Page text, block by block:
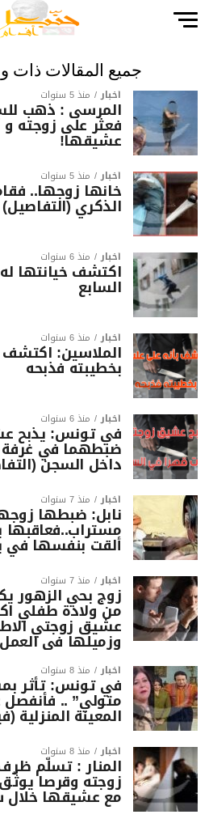
جميع المقالات ذات
أخبار منذ 5 سنوات
المرسى : ذهب
فعثر على زوجته
عشيقها!
أخبار منذ 5 سنوات
خانها زوجها..
الذكري (التفاصيل)
أخبار منذ 6 سنوات
اكتشف خيانتها
السابع
أخبار منذ 6 سنوات
الملاسين: اكتشف
بخطيبته فذبحه
أخبار منذ 6 سنوات
في تونس: يذبح
ضبطهما في غرفة
داخل السجن
أخبار منذ 7 سنوات
نابل: ضبطها
مستراب..فعاقبها
ألقت بنفسها في
أخبار منذ 7 سنوات
من ولادة طفلي
عشيق زوجتي
وزميلها في
أخبار منذ 8 سنوات
في تونس: تأثر
متولي” ..
المعينة المنزلية
أخبار منذ 8 سنوات
المنار : تسلّم
زوجته وقرصا
مع عشيقها خلال